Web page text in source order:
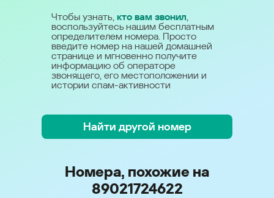
Чтобы узнать, кто вам звонил,
воспользуйтесь нашим бесплатным
определителем номера. Просто
введите номер на нашей домашней
странице и мгновенно получите
информацию об операторе
звонящего, его местоположении и
истории спам-активности
Найти другой номер
Номера, похожие на
89021724622